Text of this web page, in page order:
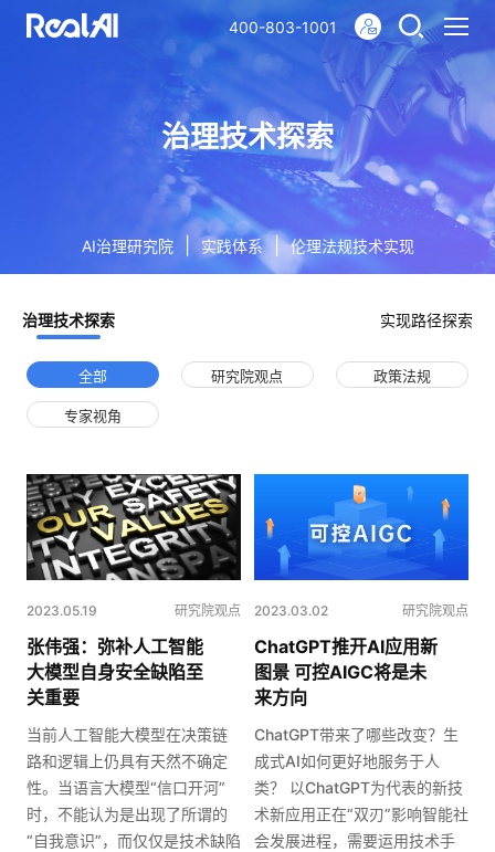
400-803-1001
治理技术探索
AI治理研究院 实践体系 | 伦理法规技术实现
治理技术探索 实现路径探索
全部 研究院观点 政策法规
专家视角
2023.05.19 研究院观点
张伟强：弥补人工智能
大模型自身安全缺陷至
关重要
当前人工智能大模型在决策链
路和逻辑上仍具有天然不确定
性。当语言大模型“信口开河”
时，不能认为是出现了所谓的
“自我意识”，而仅仅是技术缺陷
2023.03.02 研究院观点
ChatGPT推开AI应用新
图景 可控AIGC将是未
来方向
ChatGPT带来了哪些改变？生
成式AI如何更好地服务于人
类？ 以ChatGPT为代表的新技
术新应用正在“双刃”影响智能社
会发展进程，需要运用技术手